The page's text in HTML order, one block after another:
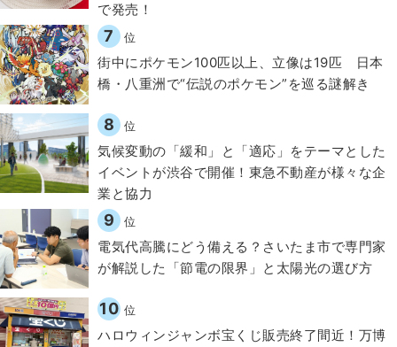
で発売！
7 位
街中にポケモン100匹以上、立像は19匹 日本
橋・八重洲で“伝説のポケモン”を巡る謎解き
8 位
気候変動の「緩和」と「適応」をテーマとした
イベントが渋谷で開催！東急不動産が様々な企
業と協力
9 位
電気代高騰にどう備える？さいたま市で専門家
が解説した「節電の限界」と太陽光の選び方
10 位
ハロウィンジャンボ宝くじ販売終了間近！万博